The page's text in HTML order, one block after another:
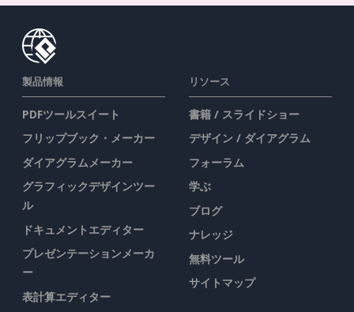
製品情報
PDFツールスイート
フリップブック・メーカー
ダイアグラムメーカー
グラフィックデザインツー
ル
ドキュメントエディター
プレゼンテーションメーカ
ー
表計算エディター
リソース
書籍 / スライドショー
デザイン / ダイアグラム
フォーラム
学ぶ
ブログ
ナレッジ
無料ツール
サイトマップ